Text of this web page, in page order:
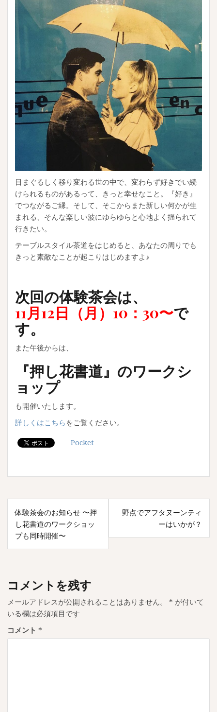
目まぐるしく移り変わる世の中で、変わらず好きでい続
けられるものがあるって、きっと幸せなこと。『好き』
でつながるご縁。そして、そこからまた新しい何かが生
まれる、そんな楽しい波にゆらゆらと心地よく揺られて
行きたい。
テーブルスタイル茶道をはじめると、あなたの周りでも
きっと素敵なことが起こりはじめますよ♪
次回の体験茶会は、
11月12日（月）10：30〜で
す。
また午後からは、
『押し花書道』のワークシ
ョップ
も開催いたします。
詳しくはこちら をご覧ください。
Pocket
投
稿
ナ
ビ
ー
シ
ョ
ン
体験茶会のお知らせ 〜押
し花書道のワークショッ
プも同時開催〜
野点でアフタヌーンティ
ーはいかが？
コメントを残す
メールアドレスが公開されることはありません。 * が付いて
いる欄は必須項目です
コメント *